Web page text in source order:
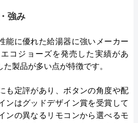
強み
能に優れた給湯器に強いメーカー
コジョーズを発売した実績があ
製品が多い点が特徴です。
も定評があり、ボタンの角度や配
ンはグッドデザイン賞を受賞して
ンの異なるリモコンから選べるモ